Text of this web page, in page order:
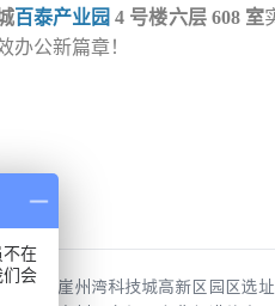
百泰产业园 4 号楼六层 608 室
办公新篇章！
：三亚崖州湾科技城高新区园区选
不在
们会